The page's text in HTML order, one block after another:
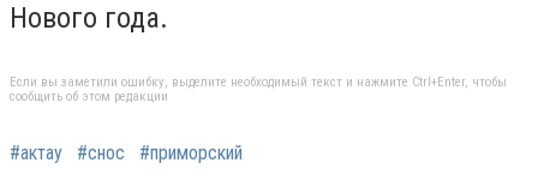
Нового года.
Если вы заметили ошибку, выделите необходимый текст и нажмите Ctrl+Enter, чтобы
сообщить об этом редакции
#актау #снос #приморский